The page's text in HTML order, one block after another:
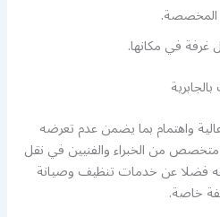
المخصصة.
في مكانها.
واهتمام بما يضمن عدم تعرضه
من الخبراء والفنيين في نقل
فضلا عن خدمات تنظيف وصيانة
خاصة.